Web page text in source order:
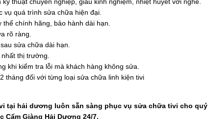
vụ quá trình sửa chữa hiện đại.
thế chính hãng, bảo hành dài hạn.
rõ ràng.
sửa chữa dài hạn.
thị trường.
khi kiểm tra lỗi mà khách hàng không sửa.
tháng đối với từng loại sửa chữa linh kiện tivi
tại hải dương luôn sẵn sàng phục vụ sửa chữa tivi cho quý
Cẩm Giàng Hải Dương 24/7.